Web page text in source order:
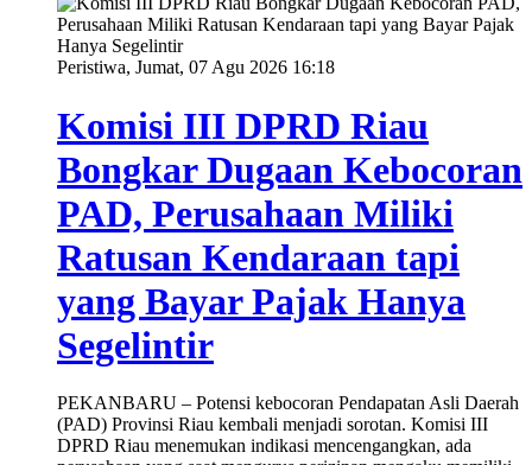
Peristiwa, Jumat, 07 Agu 2026 16:18
Komisi III DPRD Riau
Bongkar Dugaan Kebocoran
PAD, Perusahaan Miliki
Ratusan Kendaraan tapi
yang Bayar Pajak Hanya
Segelintir
PEKANBARU – Potensi kebocoran Pendapatan Asli Daerah
(PAD) Provinsi Riau kembali menjadi sorotan. Komisi III
DPRD Riau menemukan indikasi mencengangkan, ada